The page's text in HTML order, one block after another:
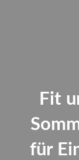
Fit
für